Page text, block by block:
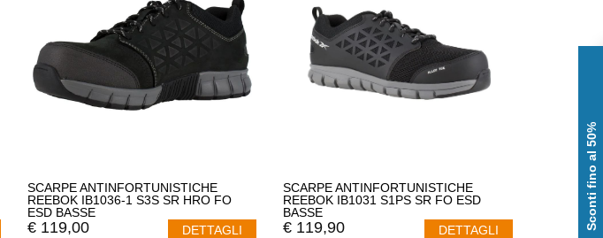
SCARPE ANTINFORTUNISTICHE
REEBOK IB1036-1 S3S SR HRO FO
ESD BASSE
€ 119,00 DETTAGLI
SCARPE ANTINFORTUNISTICHE
REEBOK IB1031 S1PS SR FO ESD
BASSE
€ 119,90 DETTAGLI
Sconti fino al 50%